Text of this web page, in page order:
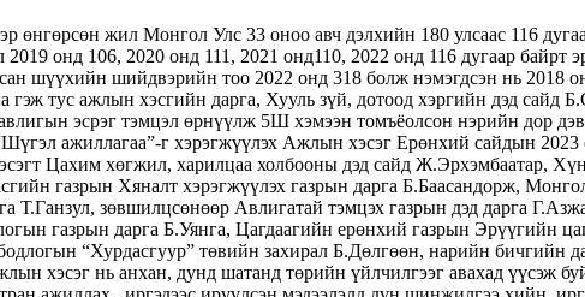
өнгөрсөн жил Монгол Улс 33 оноо авч дэлхийн 180 улсаас 116
онд 106, 2020 онд 111, 2021 онд110, 2022 онд 116 дугаар байрт
шүүхийн шийдвэрийн тоо 2022 онд 318 болж нэмэгдсэн нь 2018
тус ажлын хэсгийн дарга, Хууль зүй, дотоод хэргийн дэд сайд
эсрэг тэмцэл өрнүүлж 5Ш хэмээн томъёолсон нэрийн дор
ажиллагаа”-г хэрэгжүүлэх Ажлын хэсэг Ерөнхий сайдын
Цахим хөгжил, харилцаа холбооны дэд сайд Ж.Эрхэмбаатар,
газрын Хяналт хэрэгжүүлэх газрын дарга Б.Баасандорж,
Т.Ганзул, зөвшилцсөнөөр Авлигатай тэмцэх газрын дэд дарга
газрын дарга Б.Уянга, Цагдаагийн ерөнхий газрын Эрүүгийн
“Хурдасгуур” төвийн захирал Б.Дөлгөөн, нарийн бичгийн
хэсэг нь анхан, дунд шатанд төрийн үйлчилгээг авахад үүсэж